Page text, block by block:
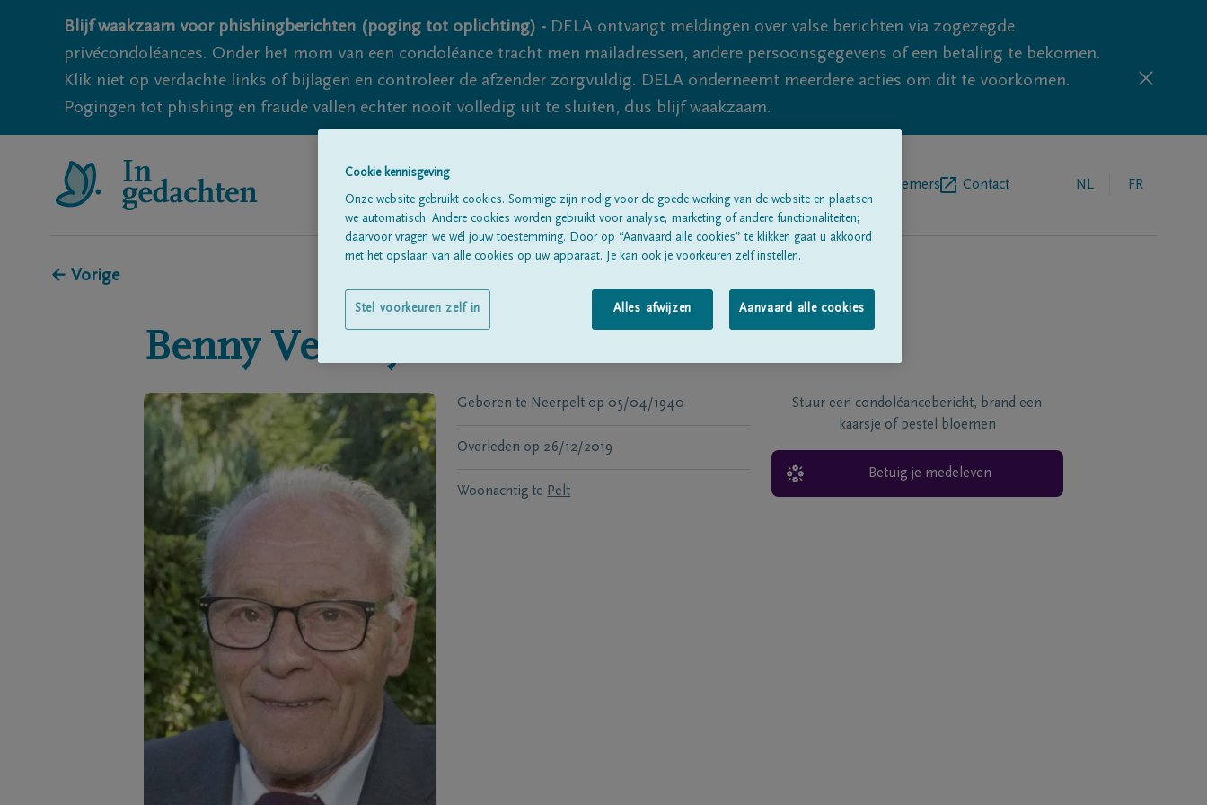
Blijf waakzaam voor phishingberichten (poging tot oplichting) - DELA ontvangt meldingen over valse berichten via zogezegde
privécondoléances. Onder het mom van een condoléance tracht men mailadressen, andere persoonsgegevens of een betaling te bekomen.
Klik niet op verdachte links of bijlagen en controleer de afzender zorgvuldig. DELA onderneemt meerdere acties om dit te voorkomen.
Pogingen tot phishing en fraude vallen echter nooit volledig uit te sluiten, dus blijf waakzaam.
Begrafenisondernemers Contact NL FR
← Vorige
Benny Verduyckt
Geboren te Neerpelt op 05/04/1940
Overleden op 26/12/2019
Woonachtig te Pelt
Stuur een condoléancebericht, brand een
kaarsje of bestel bloemen
Betuig je medeleven
Cookie kennisgeving
Onze website gebruikt cookies. Sommige zijn nodig voor de goede werking van de website en plaatsen
we automatisch. Andere cookies worden gebruikt voor analyse, marketing of andere functionaliteiten;
daarvoor vragen we wél jouw toestemming. Door op “Aanvaard alle cookies” te klikken gaat u akkoord
met het opslaan van alle cookies op uw apparaat. Je kan ook je voorkeuren zelf instellen.
Alles afwijzen Aanvaard alle cookies
Stel voorkeuren zelf in